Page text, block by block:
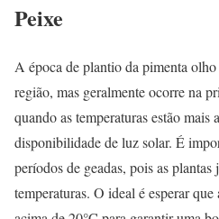
Peixe
A época de plantio da pimenta
região, mas geralmente ocorre na
quando as temperaturas estão mais
disponibilidade de luz solar. É
períodos de geadas, pois as plantas
temperaturas. O ideal é esperar